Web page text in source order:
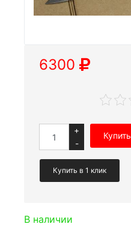
6300
+
-
Купить
Купить в 1 клик
В наличии